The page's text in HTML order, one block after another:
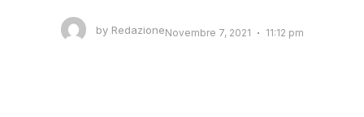
byRedazioneNovembre 7, 2021 11:12 pm